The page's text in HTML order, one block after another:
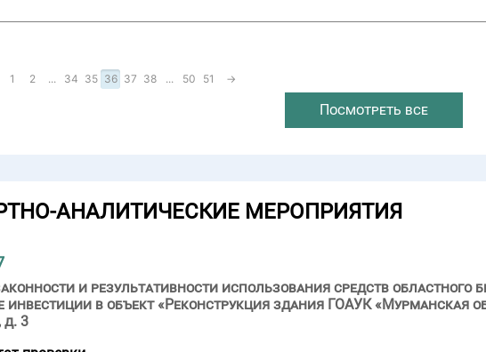
1 2 ... 34 35 36 37 38 ... 50 51 →
Посмотреть все
АНАЛИТИЧЕСКИЕ МЕРОПРИЯТИЯ
и результативности использования средств областного
в объект «Реконструкция здания ГОАУК «Мурманская
д. 3